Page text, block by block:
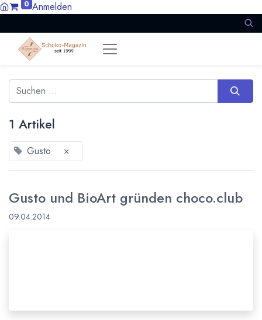
0 Anmelden
1 Artikel
Gusto ×
Gusto und BioArt gründen choco.club
09.04.2014